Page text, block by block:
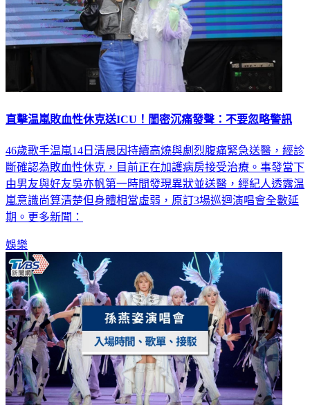
直擊温嵐敗血性休克送ICU！閨密沉痛發聲：不要忽略警訊
46歲歌手温嵐14日清晨因持續高燒與劇烈腹痛緊急送醫，經診
斷確認為敗血性休克，目前正在加護病房接受治療。事發當下
由男友與好友吳亦帆第一時間發現異狀並送醫，經紀人透露温
嵐意識尚算清楚但身體相當虛弱，原訂3場巡迴演唱會全數延
期。更多新聞：
娛樂